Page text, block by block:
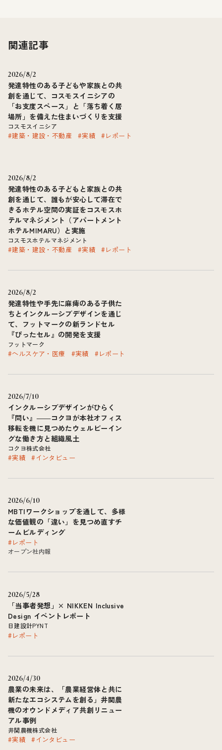
関連記事
発達特性のある子どもや家族との共
創を通じて、コスモスイニシアの
「お支度スペース」と「落ち着く居
場所」を備えた住まいづくりを支援
2026/8/2
コスモスイニシア
#建築・建設・不動産 #実績 #レポート
発達特性のある子どもと家族との共
創を通じて、誰もが安心して滞在で
きるホテル空間の実証をコスモスホ
テルマネジメント（アパートメント
ホテルMIMARU）と実施
2026/8/2
コスモスホテルマネジメント
#建築・建設・不動産 #実績 #レポート
発達特性や手先に麻痺のある子供た
ちとインクルーシブデザインを通じ
て、フットマークの新ランドセル
『ぴったセル』の開発を支援
2026/8/2
フットマーク
#ヘルスケア・医療 #実績 #レポート
インクルーシブデザインがひらく
『問い』――コクヨが本社オフィス
移転を機に見つめたウェルビーイン
グな働き方と組織風土
2026/7/10
コクヨ株式会社
#実績 #インタビュー
MBTIワークショップを通して、多様
な価値観の「違い」を見つめ直すチ
ームビルディング
2026/6/10
#レポート
オープン社内報
「当事者発想」× NIKKEN Inclusive
Design イベントレポート
2026/5/28
日建設計PYNT
#レポート
農業の未来は、「農業経営体と共に
新たなエコシステムを創る」井関農
機のオウンドメディア共創リニュー
アル事例
2026/4/30
井関農機株式会社
#実績 #インタビュー